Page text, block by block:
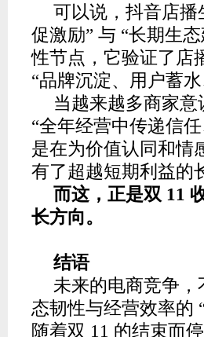
可以说，抖音店播
促激励” 与 “长期生
性节点，它验证了店
“品牌沉淀、用户蓄
当越来越多商家
“全年经营中传递信
是在为价值认同和情
有了超越短期利益的
而这，正是双 11
长方向。
结语
未来的电商竞争，
态韧性与经营效率的
随着双 11 的结束而